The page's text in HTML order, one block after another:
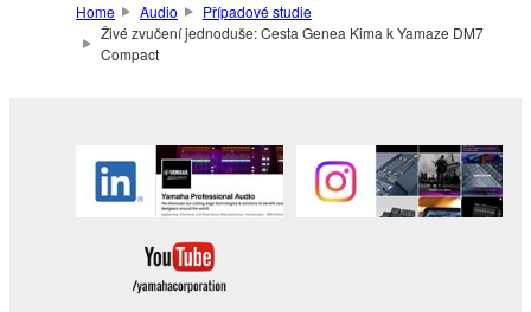
Home Audio
Případové studie
Živé zvučení jednoduše: Cesta Genea Kima k Yamaze DM7
Compact